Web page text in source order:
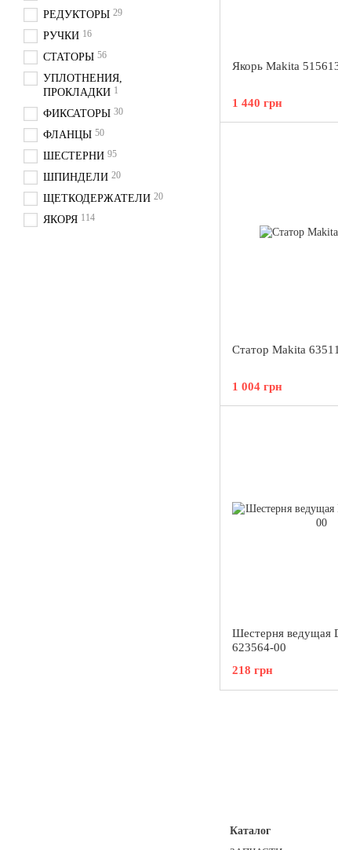
Якорь Makita
1 440 грн
Статор Makita
1 004 грн
Шестерня ведущая
623564-00
218 грн
РЕДУКТОРЫ 29
РУЧКИ 16
СТАТОРЫ 56
УПЛОТНЕНИЯ,
ПРОКЛАДКИ 1
ФИКСАТОРЫ 30
ФЛАНЦЫ 50
ШЕСТЕРНИ 95
ШПИНДЕЛИ 20
ЩЕТКОДЕРЖАТЕЛИ 20
ЯКОРЯ 114
Каталог